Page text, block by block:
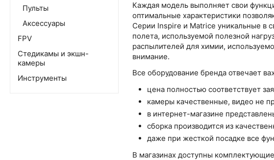
Пульты
Аксессуары
FPV
Стедикамы и экшн-
камеры
Инструменты
Каждая модель выполняет свои
оптимальные характеристики
Серии Inspire и Matrice уникальные в
полета, используемой полезной
распылителей для химии,
внимание.
Все оборудование бренда отвечает
цена полностью соответствует
камеры качественные, видео не
в интернет-магазине
сборка производится из
даже при жесткой посадке все
В магазинах доступны